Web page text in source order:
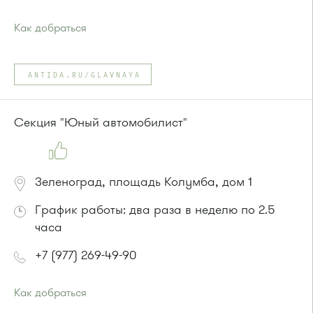
Как добраться
Автобусы № 1, 2.
Маршрутка № 419м, 720м, 903
или до остановки"Парк Победы":
Маршрутка № 409м, 419м
ANTIDA.RU/GLAVNAYA
Секция "Юный автомобилист"
Зеленоград, площадь Колумба, дом 1
График работы: два раза в неделю по 2.5
часа
+7 (977) 269-49-90
Как добраться